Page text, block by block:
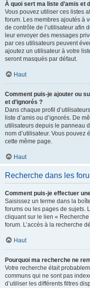
À quoi sert ma liste d’amis et
Vous pouvez utiliser ces listes
forum. Les membres ajoutés à
de contrôle de l’utilisateur afin
leur envoyer des messages
par ces utilisateurs peuvent
ajoutez un utilisateur à votre
seront masqués par défaut.
Haut
Comment puis-je ajouter ou
et d’ignorés ?
Dans chaque profil
liste d’amis ou d’ignorés. De
utilisateurs depuis le panneau
nom d’utilisateur. Vous
cette même page.
Haut
Recherche dans les
Comment puis-je effectuer
Saisissez un terme dans la
forums ou les pages de sujets.
cliquant sur le lien «
forum. L’accès à la recherche
Haut
Pourquoi ma recherche ne
Votre recherche était
communs qui ne sont pas
d’utiliser les différents filtres